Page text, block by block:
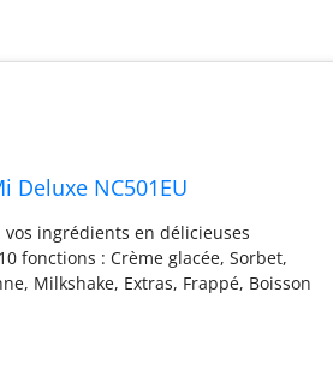
Deluxe NC501EU
vos ingrédients en délicieuses
fonctions : Crème glacée, Sorbet,
Milkshake, Extras, Frappé, Boisson
FAMILIALE : CREAMi Deluxe
ml, pour que vous puissiez déguster
glacées avec vos amis et votre